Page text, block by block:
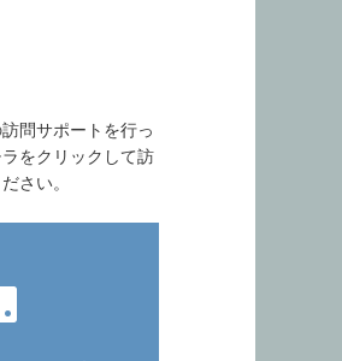
問サポートを行っ
をクリックして訪
さい。